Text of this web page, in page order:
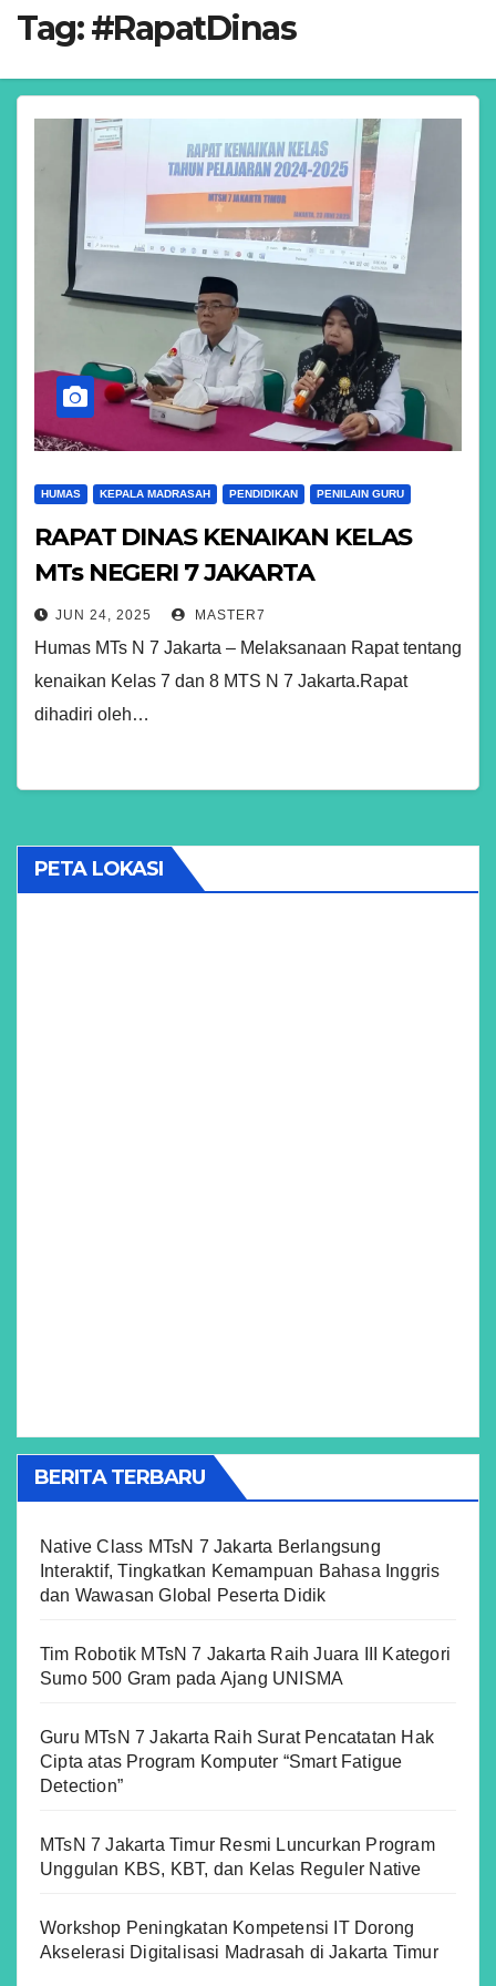
Tag:#RapatDinas
HUMAS KEPALA MADRASAH PENDIDIKAN PENILAIN GURU
RAPAT DINAS KENAIKAN KELAS
MTs NEGERI 7 JAKARTA
JUN 24, 2025 MASTER7
Humas MTs N 7 Jakarta – Melaksanaan Rapat tentang
kenaikan Kelas 7 dan 8 MTS N 7 Jakarta.Rapat
dihadiri oleh…
PETA LOKASI
BERITA TERBARU
Native Class MTsN 7 Jakarta Berlangsung
Interaktif, Tingkatkan Kemampuan Bahasa Inggris
dan Wawasan Global Peserta Didik
Tim Robotik MTsN 7 Jakarta Raih Juara III Kategori
Sumo 500 Gram pada Ajang UNISMA
Guru MTsN 7 Jakarta Raih Surat Pencatatan Hak
Cipta atas Program Komputer “Smart Fatigue
Detection”
MTsN 7 Jakarta Timur Resmi Luncurkan Program
Unggulan KBS, KBT, dan Kelas Reguler Native
Workshop Peningkatan Kompetensi IT Dorong
Akselerasi Digitalisasi Madrasah di Jakarta Timur